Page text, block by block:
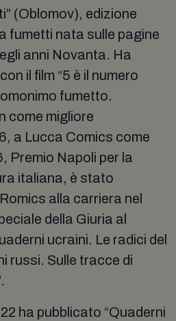
(Oblomov), edizione
fumetti nata sulle pagine
anni Novanta. Ha
il film “5 è il numero
fumetto.
come migliore
a Lucca Comics come
Premio Napoli per la
italiana, è stato
alla carriera nel
della Giuria al
ucraini. Le radici del
russi. Sulle tracce di
ha pubblicato “Quaderni